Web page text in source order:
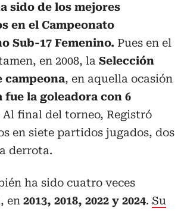
sido de los mejores
en el Campeonato
Sub-17 Femenino. Pues en el
en 2008, la Selección
campeona, en aquella ocasión
fue la goleadora con 6
Al final del torneo, Registró
en siete partidos jugados, dos
derrota.
ha sido cuatro veces
, en 2013, 2018, 2022 y 2024. Su